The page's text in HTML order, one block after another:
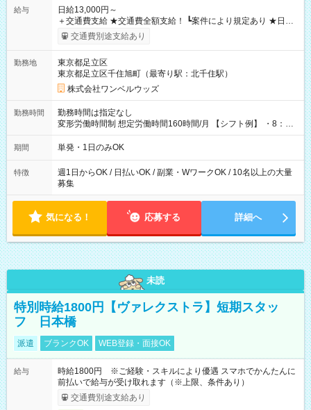
給与
日給13,000円～
＋交通費支給 ★交通費全額支給！ ┗案件により規定あり ★日払
いOK！（規定あり） ┗働いたその日に現金GET♪ お仕事後はコ
ンビニATMから 日払い分を引き落とせます！ 【試用期間】試
交通費別途支給あり
勤務地
東京都足立区
東京都足立区千住旭町（最寄り駅：北千住駅）
株式会社ワンベルウッズ
勤務時間
勤務時間は指定なし
変形労働時間制 想定労働時間160時間/月 【シフト例】 ・8：00
～21：00
期間 単発・1日のみOK
特徴
週1日からOK / 日払いOK / 副業・WワークOK / 10名以上の大量
募集
気になる！ 応募する 詳細へ
未読
特別時給1800円【ヴァレクストラ】短期スタッ
フ 日本橋
派遣 ブランクOK WEB登録・面接OK
給与
時給1800円 ※ご経験・スキルにより優遇 スマホでかんたんに
前払いで給与が受け取れます（※上限、条件あり）
交通費別途支給あり